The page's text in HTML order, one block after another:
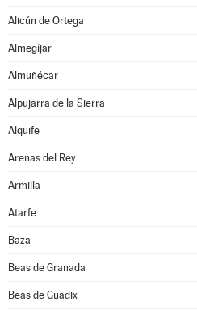
Alicún de Ortega
Almegíjar
Almuñécar
Alpujarra de la Sierra
Alquife
Arenas del Rey
Armilla
Atarfe
Baza
Beas de Granada
Beas de Guadix